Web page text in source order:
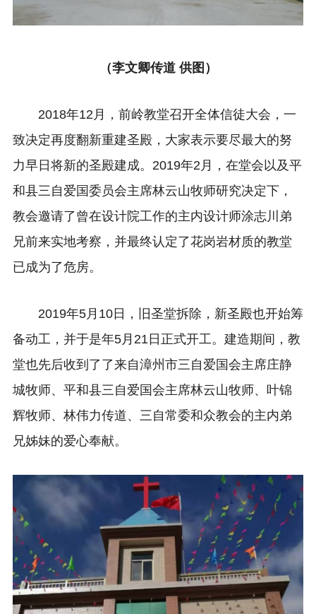
（李文卿传道 供图）
2018年12月，前岭教堂召开全体信徒大会，一
致决定再度翻新重建圣殿，大家表示要尽最大的努
力早日将新的圣殿建成。2019年2月，在堂会以及平
和县三自爱国委员会主席林云山牧师研究决定下，
教会邀请了曾在设计院工作的主内设计师涂志川弟
兄前来实地考察，并最终认定了花岗岩材质的教堂
已成为了危房。
2019年5月10日，旧圣堂拆除，新圣殿也开始筹
备动工，并于是年5月21日正式开工。建造期间，教
堂也先后收到了了来自漳州市三自爱国会主席庄静
城牧师、平和县三自爱国会主席林云山牧师、叶锦
辉牧师、林伟力传道、三自常委和众教会的主内弟
兄姊妹的爱心奉献。